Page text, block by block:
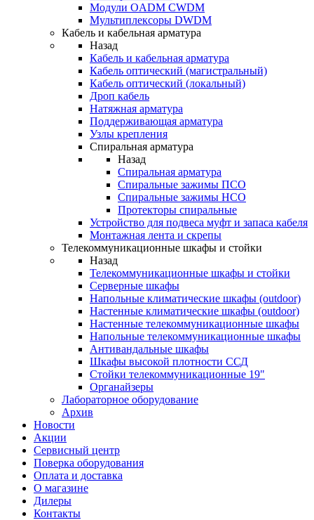
Модули OADM CWDM
Мультиплексоры DWDM
Кабель и кабельная арматура
Назад
Кабель и кабельная арматура
Кабель оптический (магистральный)
Кабель оптический (локальный)
Дроп кабель
Натяжная арматура
Поддерживающая арматура
Узлы крепления
Спиральная арматура
Назад
Спиральная арматура
Спиральные зажимы ПСО
Спиральные зажимы НСО
Протекторы спиральные
Устройство для подвеса муфт и запаса кабеля
Монтажная лента и скрепы
Телекоммуникационные шкафы и стойки
Назад
Телекоммуникационные шкафы и стойки
Серверные шкафы
Напольные климатические шкафы (outdoor)
Настенные климатические шкафы (outdoor)
Настенные телекоммуникационные шкафы
Напольные телекоммуникационные шкафы
Антивандальные шкафы
Шкафы высокой плотности ССД
Стойки телекоммуникационные 19"
Органайзеры
Лабораторное оборудование
Архив
Новости
Акции
Сервисный центр
Поверка оборудования
Оплата и доставка
О магазине
Дилеры
Контакты